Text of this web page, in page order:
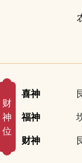
财
神
位
喜神
福神
财神